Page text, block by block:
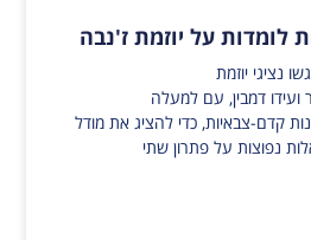
לומדות על יוזמת ז'נבה
נציגי יוזמת
ועידו דמבין, עם למעלה
קדם-צבאיות, כדי להציג את מודל
נפוצות על פתרון שתי